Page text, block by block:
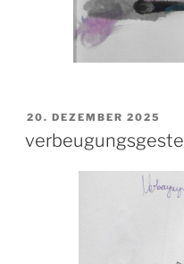
VERÖFFENTLICHT
20. DEZEMBER 2025
verbeugungsgeste